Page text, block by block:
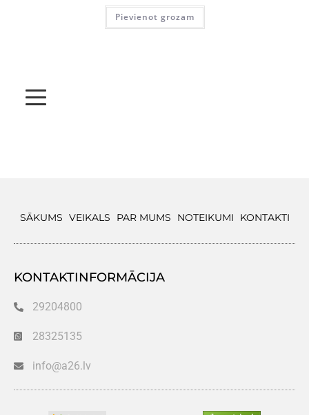
Pievienot grozam
SĀKUMS VEIKALS PAR MUMS NOTEIKUMI KONTAKTI
KONTAKTINFORMĀCIJA
29204800
28325135
info@a26.lv